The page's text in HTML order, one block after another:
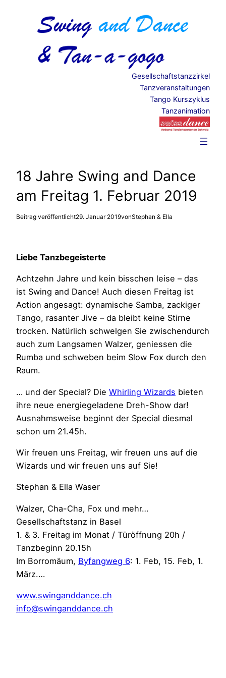
Gesellschaftstanzzirkel
Tanzveranstaltungen
Tango Kurszyklus
Tanzanimation
18 Jahre Swing and Dance
am Freitag 1. Februar 2019
Beitrag veröffentlicht29. Januar 2019vonStephan & Ella
Liebe Tanzbegeisterte
Achtzehn Jahre und kein bisschen leise – das
ist Swing and Dance! Auch diesen Freitag ist
Action angesagt: dynamische Samba, zackiger
Tango, rasanter Jive – da bleibt keine Stirne
trocken. Natürlich schwelgen Sie zwischendurch
auch zum Langsamen Walzer, geniessen die
Rumba und schweben beim Slow Fox durch den
Raum.
… und der Special? Die Whirling Wizards bieten
ihre neue energiegeladene Dreh-Show dar!
Ausnahmsweise beginnt der Special diesmal
schon um 21.45h.
Wir freuen uns Freitag, wir freuen uns auf die
Wizards und wir freuen uns auf Sie!
Stephan & Ella Waser
Walzer, Cha-Cha, Fox und mehr…
Gesellschaftstanz in Basel
1. & 3. Freitag im Monat / Türöffnung 20h /
Tanzbeginn 20.15h
Im Borromäum, Byfangweg 6: 1. Feb, 15. Feb, 1.
März.…
www.swinganddance.ch
info@swinganddance.ch